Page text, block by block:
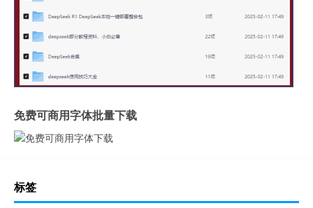
免费可商用字体批量下载
标签